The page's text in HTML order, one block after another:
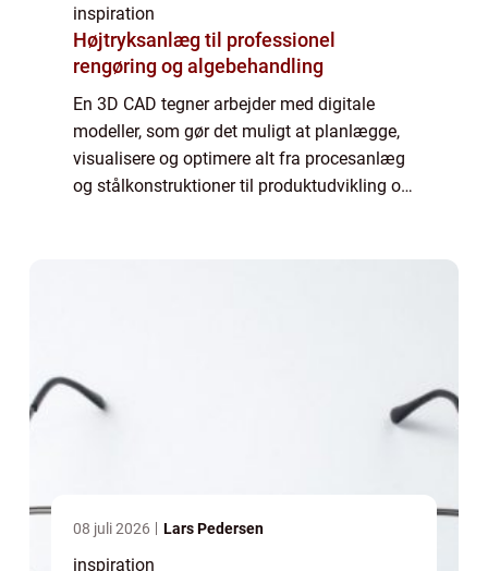
inspiration
Højtryksanlæg til professionel
rengøring og algebehandling
En 3D CAD tegner arbejder med digitale
modeller, som gør det muligt at planlægge,
visualisere og optimere alt fra procesanlæg
og stålkonstruktioner til produktudvikling og
08 juli 2026 Lars Pedersen
inspiration